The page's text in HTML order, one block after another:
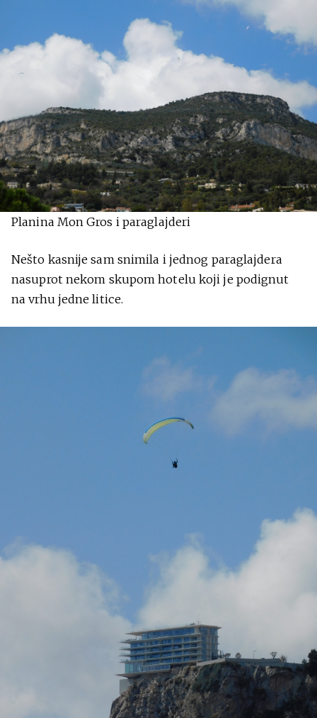
Planina Mon Gros i paraglajderi
Nešto kasnije sam snimila i jednog paraglajdera
nasuprot nekom skupom hotelu koji je podignut
na vrhu jedne litice.